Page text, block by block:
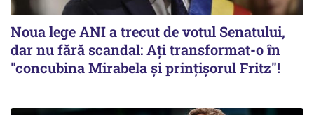
Noua lege ANI a trecut de votul Senatului,
dar nu fără scandal: Ați transformat-o în
"concubina Mirabela şi prinţişorul Fritz"!